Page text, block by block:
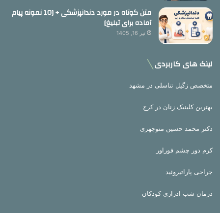
متن کوتاه در مورد دندانپزشکی + [10 نمونه پیام
آماده برای تبلیغ]
تیر 16, 1405
لینک های کاربردی
متخصص زگیل تناسلی در مشهد
بهترین کلینیک زنان در کرج
دکتر محمد حسین منوچهری
کرم دور چشم فوراور
جراحی پاراتیروئید
درمان شب ادراری کودکان